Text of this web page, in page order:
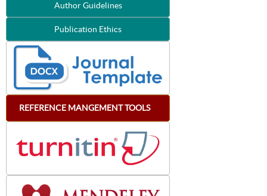
Author Guidelines
Publication Ethics
REFERENCE MANGEMENT TOOLS